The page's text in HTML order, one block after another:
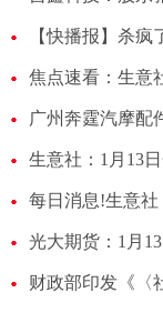
光大期货：1月